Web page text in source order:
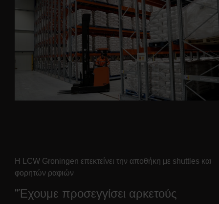
Η LCW Groningen επεκτείνει την αποθήκη με shuttles και
φορητών ραφιών
”Έχουμε προσεγγίσει αρκετούς